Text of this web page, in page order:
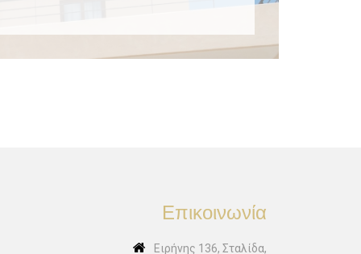
Επικοινωνία
Ειρήνης 136, Σταλίδα,